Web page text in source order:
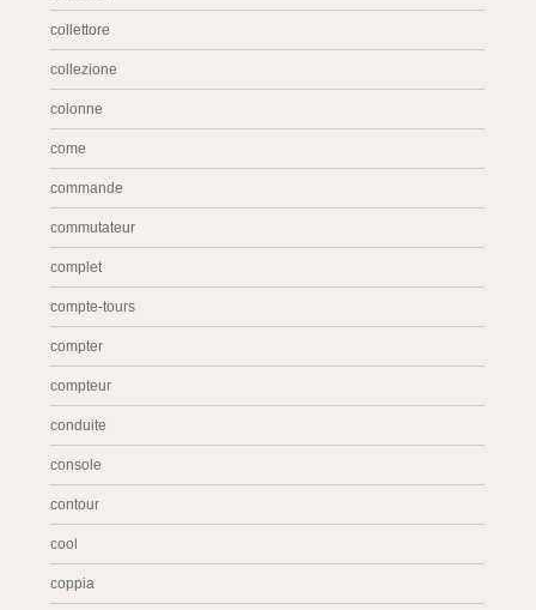
collettore
collezione
colonne
come
commande
commutateur
complet
compte-tours
compter
compteur
conduite
console
contour
cool
coppia